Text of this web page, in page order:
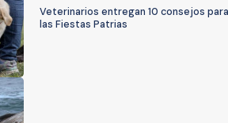
Veterinarios entregan 10 consejos
las Fiestas Patrias